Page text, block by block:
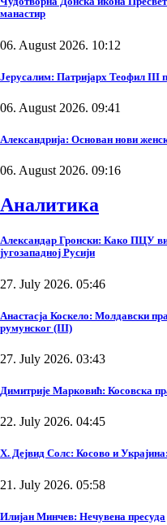
манастир
06. August 2026. 10:12
Јерусалим: Патријарх Теофил III
06. August 2026. 09:41
Александрија: Основан нови
06. August 2026. 09:16
Аналитика
Александар Гронски: Како ПЦУ
југозападној Русији
27. July 2026. 05:46
Анастасја Коскело: Молдавски
румунског (III)
27. July 2026. 03:43
Димитрије Марковић: Косовска
22. July 2026. 04:45
Х. Дејвид Солс: Косово и
21. July 2026. 05:58
Илијан Минчев: Нечувена пресуда